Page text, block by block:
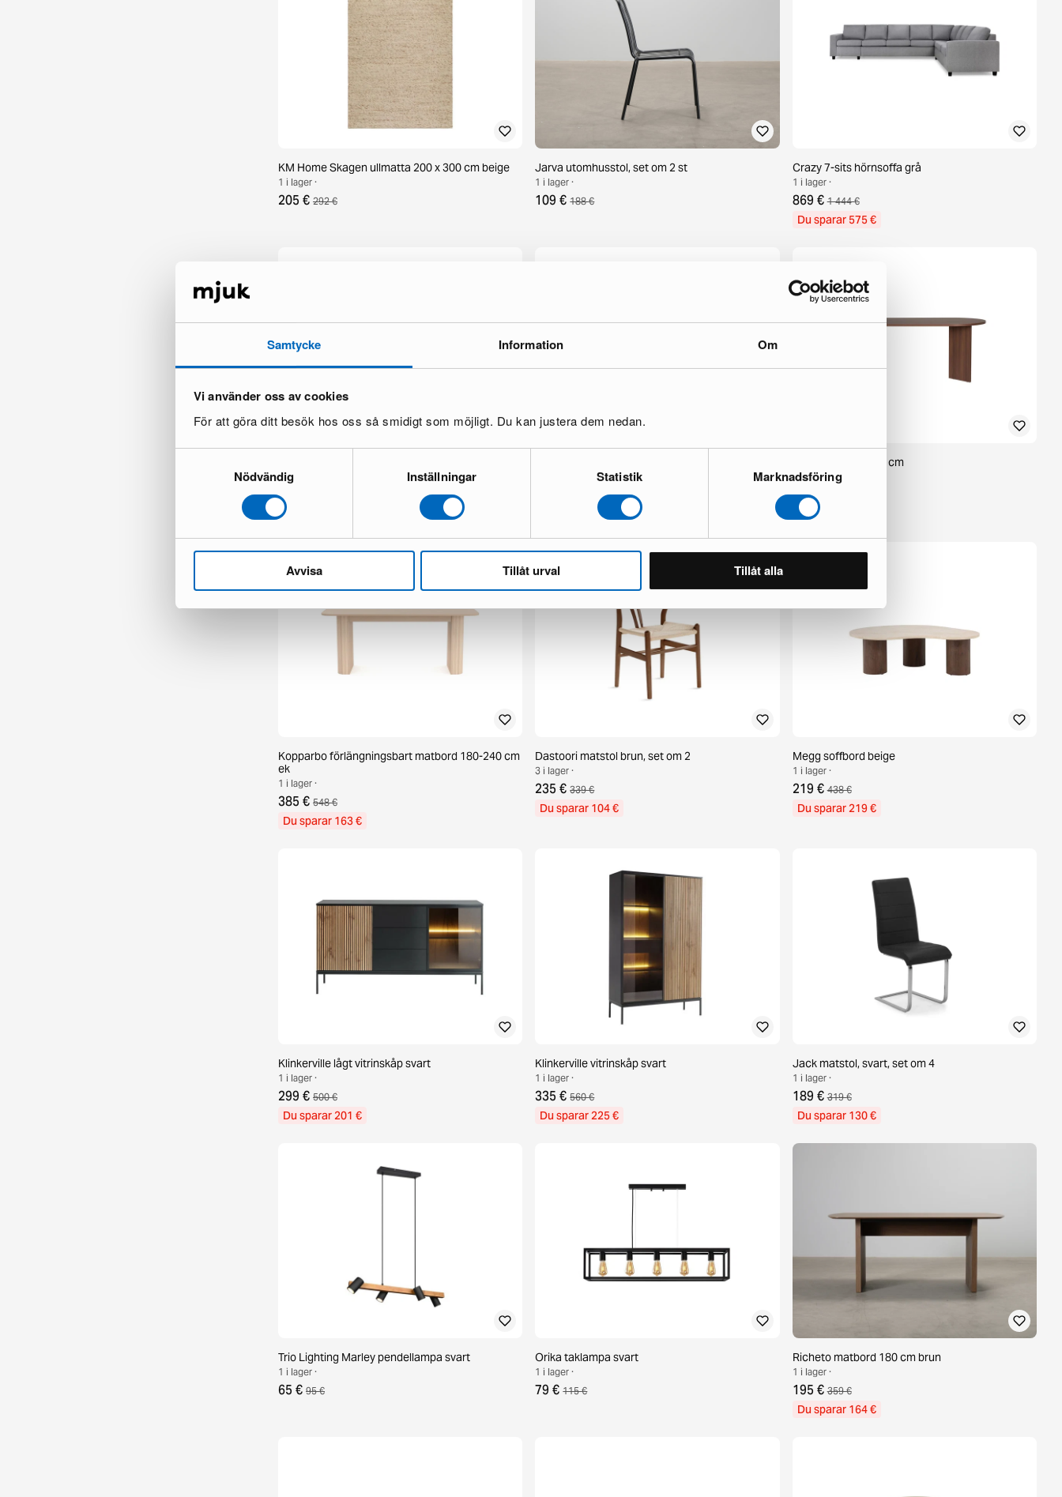
Samtycke Information Om
Vi använder oss av cookies
För att göra ditt besök hos oss så smidigt som möjligt. Du kan justera dem nedan.
Nödvändig Inställningar Statistik Marknadsföring
Avvisa Tillåt urval Tillåt alla
KM Home Skagen ullmatta 200 x 300 cm beige
1 i lager ·
205 € 292 €
Jarva utomhusstol, set om 2 st
1 i lager ·
109 € 188 €
Crazy 7-sits hörnsoffa grå
1 i lager ·
869 € 1 444 €
Du sparar 575 €
1 i lager ·
395 €
Du sparar 278 €
Dano matbord 180 cm
1 i lager ·
135 €
Du sparar 134 €
Kopparbo förlängningsbart matbord 180-240 cm
ek
1 i lager ·
385 € 548 €
Du sparar 163 €
Dastoori matstol brun, set om 2
3 i lager ·
235 € 339 €
Du sparar 104 €
Megg soffbord beige
1 i lager ·
219 € 438 €
Du sparar 219 €
Klinkerville lågt vitrinskåp svart
1 i lager ·
299 € 500 €
Du sparar 201 €
Klinkerville vitrinskåp svart
1 i lager ·
335 € 560 €
Du sparar 225 €
Jack matstol, svart, set om 4
1 i lager ·
189 € 319 €
Du sparar 130 €
Trio Lighting Marley pendellampa svart
1 i lager ·
65 € 95 €
Orika taklampa svart
1 i lager ·
79 € 115 €
Richeto matbord 180 cm brun
1 i lager ·
195 € 359 €
Du sparar 164 €